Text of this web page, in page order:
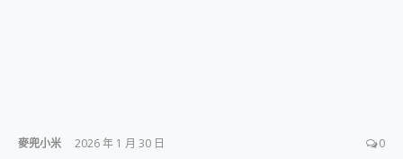
麥兜小米 2026 年 1 月 30 日 0